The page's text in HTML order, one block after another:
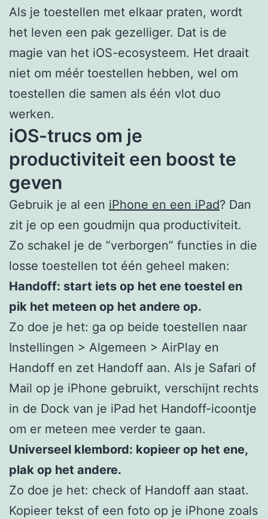
Als je toestellen met elkaar praten, wordt
het leven een pak gezelliger. Dat is de
magie van het iOS-ecosysteem. Het draait
niet om méér toestellen hebben, wel om
toestellen die samen als één vlot duo
werken.
iOS-trucs om je
productiviteit een boost te
geven
Gebruik je al een iPhone en een iPad? Dan
zit je op een goudmijn qua productiviteit.
Zo schakel je de ”verborgen” functies in die
losse toestellen tot één geheel maken:
Handoff: start iets op het ene toestel en
pik het meteen op het andere op.
Zo doe je het: ga op beide toestellen naar
Instellingen > Algemeen > AirPlay en
Handoff en zet Handoff aan. Als je Safari of
Mail op je iPhone gebruikt, verschijnt rechts
in de Dock van je iPad het Handoff-icoontje
om er meteen mee verder te gaan.
Universeel klembord: kopieer op het ene,
plak op het andere.
Zo doe je het: check of Handoff aan staat.
Kopieer tekst of een foto op je iPhone zoals